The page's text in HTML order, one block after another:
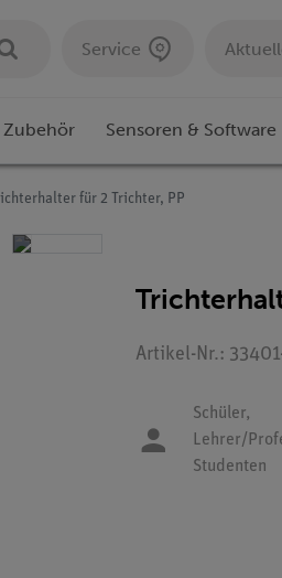
Service
Zubehör Sensoren & Software
für 2 Trichter, PP
Artikel-Nr.:
Schüler,
Lehrer/
Studenten